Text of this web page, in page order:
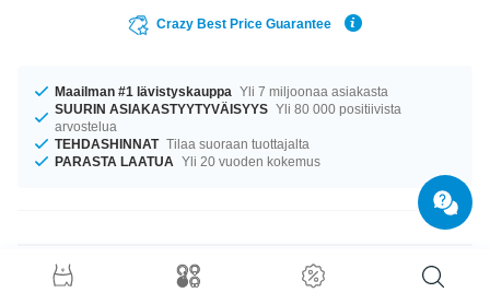
Crazy Best Price Guarantee
Maailman #1 lävistyskauppa Yli 7 miljoonaa asiakasta
SUURIN ASIAKASTYYTYVÄISYYS Yli 80 000 positiivista
arvostelua
TEHDASHINNAT Tilaa suoraan tuottajalta
PARASTA LAATUA Yli 20 vuoden kokemus
Tuotetiedot